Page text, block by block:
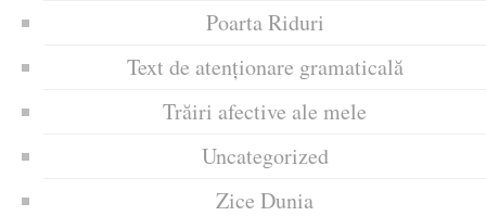
Poarta Riduri
Text de atenționare gramaticală
Trăiri afective ale mele
Uncategorized
Zice Dunia